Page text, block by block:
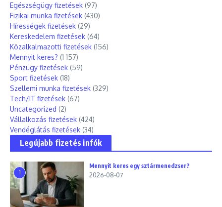
Egészségügy fizetések (97)
Fizikai munka fizetések (430)
Hírességek fizetések (29)
Kereskedelem fizetések (64)
Közalkalmazotti fizetések (156)
Mennyit keres? (1 157)
Pénzügy fizetések (59)
Sport fizetések (18)
Szellemi munka fizetések (329)
Tech/IT fizetések (67)
Uncategorized (2)
Vállalkozás fizetések (424)
Vendéglátás fizetések (34)
Legújabb fizetés infók
1
Mennyit keres egy sztármenedzser?
2026-08-07